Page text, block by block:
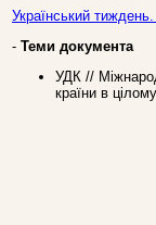
Український
- Теми документа
УДК //
країни в цілому